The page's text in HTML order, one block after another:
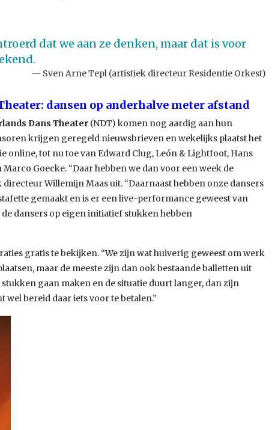
dat we aan ze denken, maar dat is voor
Sven Arne Tepl (artistiek directeur Residentie Orkest)
dansen op anderhalve meter afstand
Dans Theater (NDT) komen nog aardig aan hun
krijgen geregeld nieuwsbrieven en wekelijks plaatst het
online, tot nu toe van Edward Clug, León & Lightfoot, Hans
Goecke. “Daar hebben we dan voor een week de
Willemijn Maas uit. “Daarnaast hebben onze dansers
gemaakt en is er een live-performance geweest van
dansers op eigen initiatief stukken hebben
gratis te bekijken. “We zijn wat huiverig geweest om werk
maar de meeste zijn dan ook bestaande balletten uit
stukken gaan maken en de situatie duurt langer, dan zijn
bereid daar iets voor te betalen.”